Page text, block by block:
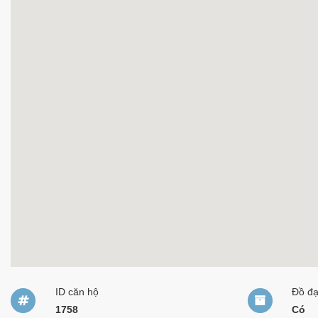
ID căn hộ
1758
Đồ
Có